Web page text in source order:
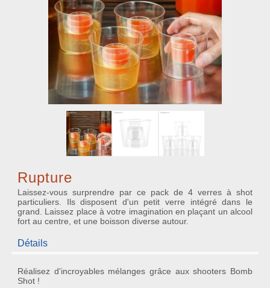
Rupture
Laissez-vous surprendre par ce pack de 4 verres à shot
particuliers. Ils disposent d'un petit verre intégré dans le
grand. Laissez place à votre imagination en plaçant un alcool
fort au centre, et une boisson diverse autour.
Détails
Réalisez d'incroyables mélanges grâce auxshooters Bomb
Shot!